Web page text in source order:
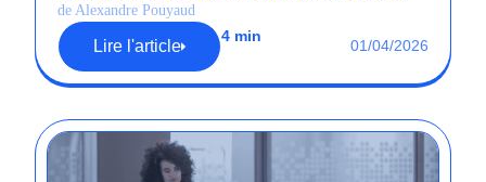
de Alexandre Pouyaud
Lire l'article
4 min
01/04/2026